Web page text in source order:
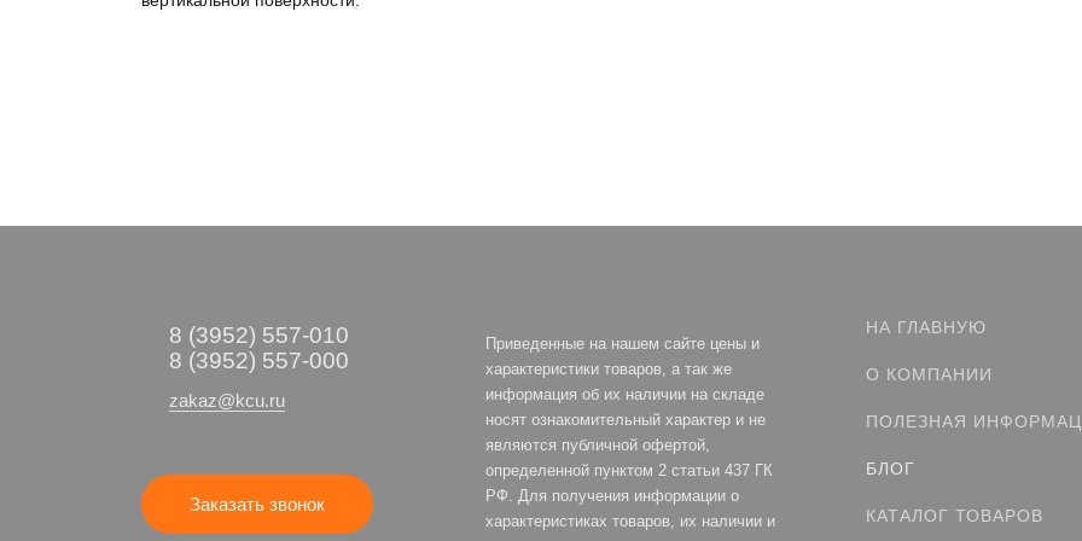
8 (3952) 557-010
8 (3952) 557-000
zakaz@kcu.ru
Заказать звонок
Приведенные на нашем сайте цены и
характеристики товаров, а так же
информация об их наличии на складе
носят ознакомительный характер и не
являются публичной офертой,
определенной пунктом 2 статьи 437 ГК
РФ. Для получения информации о
характеристиках товаров, их наличии и
НА ГЛАВНУЮ
О КОМПАНИИ
ПОЛЕЗНАЯ
БЛОГ
КАТАЛОГ ТОВАРОВ